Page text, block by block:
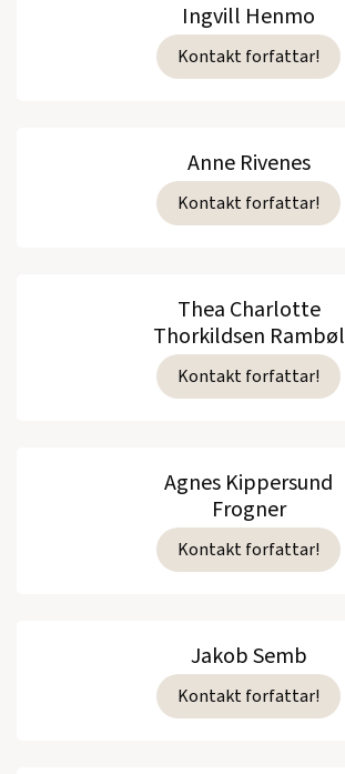
Ingvill Henmo
Kontakt forfattar!
Anne Rivenes
Kontakt forfattar!
Thea Charlotte
Thorkildsen Rambøl
Kontakt forfattar!
Agnes Kippersund
Frogner
Kontakt forfattar!
Jakob Semb
Kontakt forfattar!